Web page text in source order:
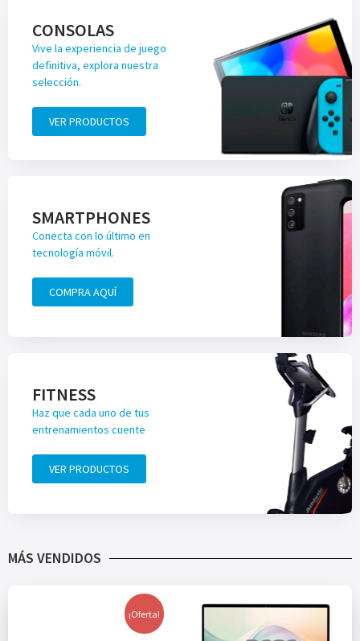
CONSOLAS
Vive la experiencia de juego
definitiva, explora nuestra
selección.
VER PRODUCTOS
SMARTPHONES
Conecta con lo último en
tecnología móvil.
COMPRA AQUÍ
FITNESS
Haz que cada uno de tus
entrenamientos cuente
VER PRODUCTOS
MÁS VENDIDOS
¡Oferta!